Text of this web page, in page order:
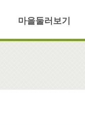
마을둘러보기